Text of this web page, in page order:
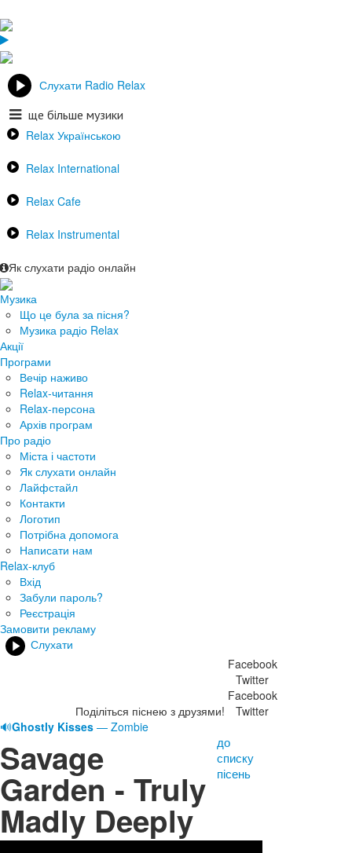
Слухати Radio Relax
ще більше музики
Relax Українською
Relax International
Relax Cafe
Relax Instrumental
Як слухати радіо онлайн
Музика
Що це була за пісня?
Музика радіо Relax
Акції
Програми
Вечір наживо
Relax-читання
Relax-персона
Архів програм
Про радіо
Міста і частоти
Як слухати онлайн
Лайфстайл
Контакти
Логотип
Потрібна допомога
Написати нам
Relax-клуб
Вхід
Забули пароль?
Реєстрація
Замовити рекламу
Слухати
Поділіться піснею з друзями!
Facebook
Twitter
Facebook
Twitter
🔊Ghostly Kisses — Zombie
Savage
Garden - Truly
Madly Deeply
до
списку
пісень